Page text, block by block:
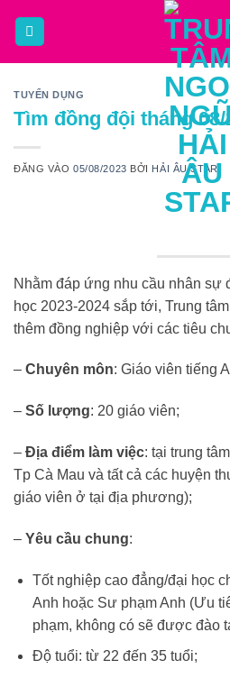
TUYỂN DỤNG
Tìm đồng đội tháng 08/
ĐĂNG VÀO05/08/2023 BỞI HẢI ÂU STAR
Nhằm đáp ứng nhu cầu nhân sự
học 2023-2024 sắp tới, Trung
thêm đồng nghiệp với các tiêu
– Chuyên môn: Giáo viên tiếng
– Số lượng: 20 giáo viên;
– Địa điểm làm việc: tại trung
Tp Cà Mau và tất cả các huyện
giáo viên ở tại địa phương);
– Yêu cầu chung:
Tốt nghiệp cao đẳng/đại học
Anh hoặc Sư phạm Anh (Ưu
phạm, không có sẽ được đào
Độ tuổi: từ 22 đến 35 tuổi;